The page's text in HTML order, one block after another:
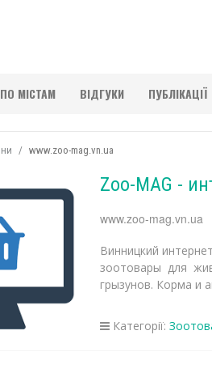
ПО МІСТАМ ВІДГУКИ ПУБЛІКАЦІЇ
www.zoo-mag.vn.ua
Zoo-MAG -
www.zoo-mag.vn.ua
Винницкий
зоотовары для
грызунов. Корма и
Категорії: